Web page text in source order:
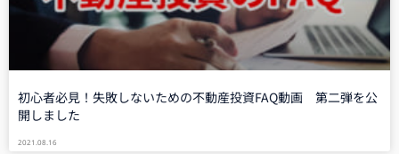
初心者必見！失敗しないための不動産投資FAQ動画 第二弾を公
開しました
2021.08.16